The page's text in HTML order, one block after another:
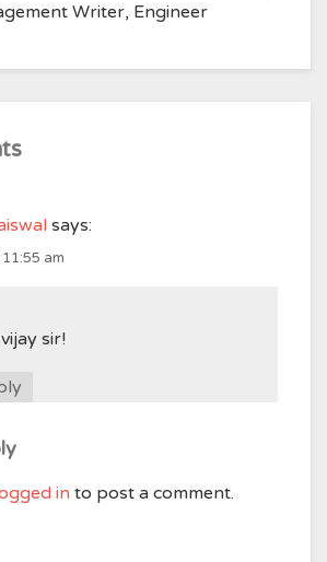
Writer, Engineer
says:
am
sir!
in to post a comment.